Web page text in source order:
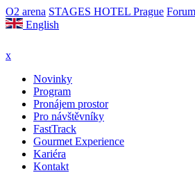
O2 arena STAGES HOTEL Prague
English
x
Novinky
Program
Pronájem prostor
Pro návštěvníky
FastTrack
Gourmet Experience
Kariéra
Kontakt